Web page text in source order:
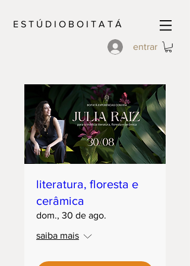
E S T Ú D I O B O I T A T Á
entrar
literatura, floresta e
cerâmica
dom., 30 de ago.
saiba mais